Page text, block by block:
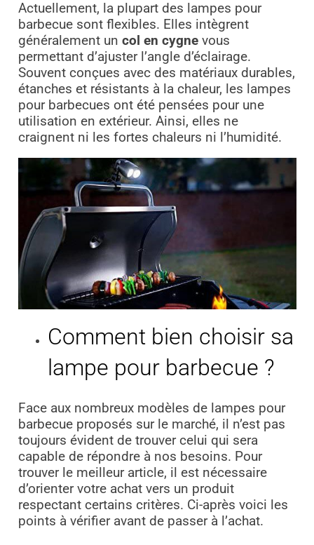
Actuellement, la plupart des lampes pour
barbecue sont flexibles. Elles intègrent
généralement un col en cygnevous
permettant d’ajuster l’angle d’éclairage.
Souvent conçues avec des matériaux durables,
étanches et résistants à la chaleur, les lampes
pour barbecues ont été pensées pour une
utilisation en extérieur. Ainsi, elles ne
craignent ni les fortes chaleurs ni l’humidité.
Comment bien choisir sa
lampe pour barbecue ?
Face aux nombreux modèles de lampes pour
barbecue proposés sur le marché, il n’est pas
toujours évident de trouver celui qui sera
capable de répondre à nos besoins. Pour
trouver le meilleur article, il est nécessaire
d’orienter votre achat vers un produit
respectant certains critères. Ci-après voici les
points à vérifier avant de passer à l’achat.